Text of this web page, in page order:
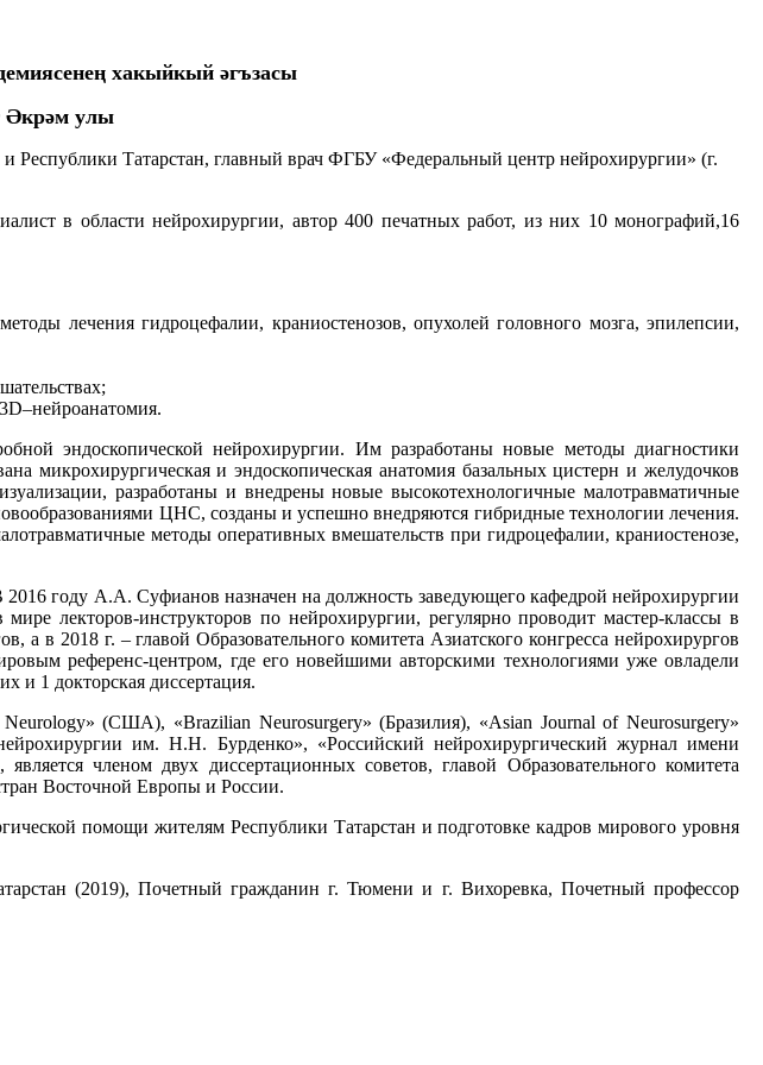
хакыйкый әгъзасы
Әкрәм улы
Республики Татарстан, главный врач ФГБУ «Федеральный центр нейрохирургии» (г.
в области нейрохирургии, автор 400 печатных работ, из них 10 монографий,16
лечения гидроцефалии, краниостенозов, опухолей головного мозга, эпилепсии,
эндоскопической нейрохирургии. Им разработаны новые методы диагностики
микрохирургическая и эндоскопическая анатомия базальных цистерн и желудочков
разработаны и внедрены новые высокотехнологичные малотравматичные
ЦНС, созданы и успешно внедряются гибридные технологии лечения.
методы оперативных вмешательств при гидроцефалии, краниостенозе,
году А.А. Суфианов назначен на должность заведующего кафедрой нейрохирургии
лекторов-инструкторов по нейрохирургии, регулярно проводит мастер-классы в
в 2018 г. – главой Образовательного комитета Азиатского конгресса нейрохирургов
референс-центром, где его новейшими авторскими технологиями уже овладели
и 1 докторская диссертация.
(США), «Brazilian Neurosurgery» (Бразилия), «Asian Journal of Neurosurgery»
им. Н.Н. Бурденко», «Российский нейрохирургический журнал имени
членом двух диссертационных советов, главой Образовательного комитета
Восточной Европы и России.
помощи жителям Республики Татарстан и подготовке кадров мирового уровня
(2019), Почетный гражданин г. Тюмени и г. Вихоревка, Почетный профессор